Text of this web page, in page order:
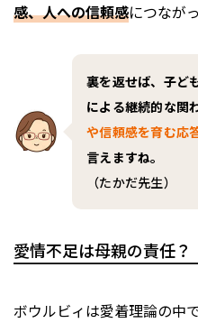
感、人への信頼感につなが
裏を返せば、子ど
による継続的な関
や信頼感を育む応
言えますね。
（たかだ先生）
愛情不足は母親の責任？
ボウルビィは愛着理論の中